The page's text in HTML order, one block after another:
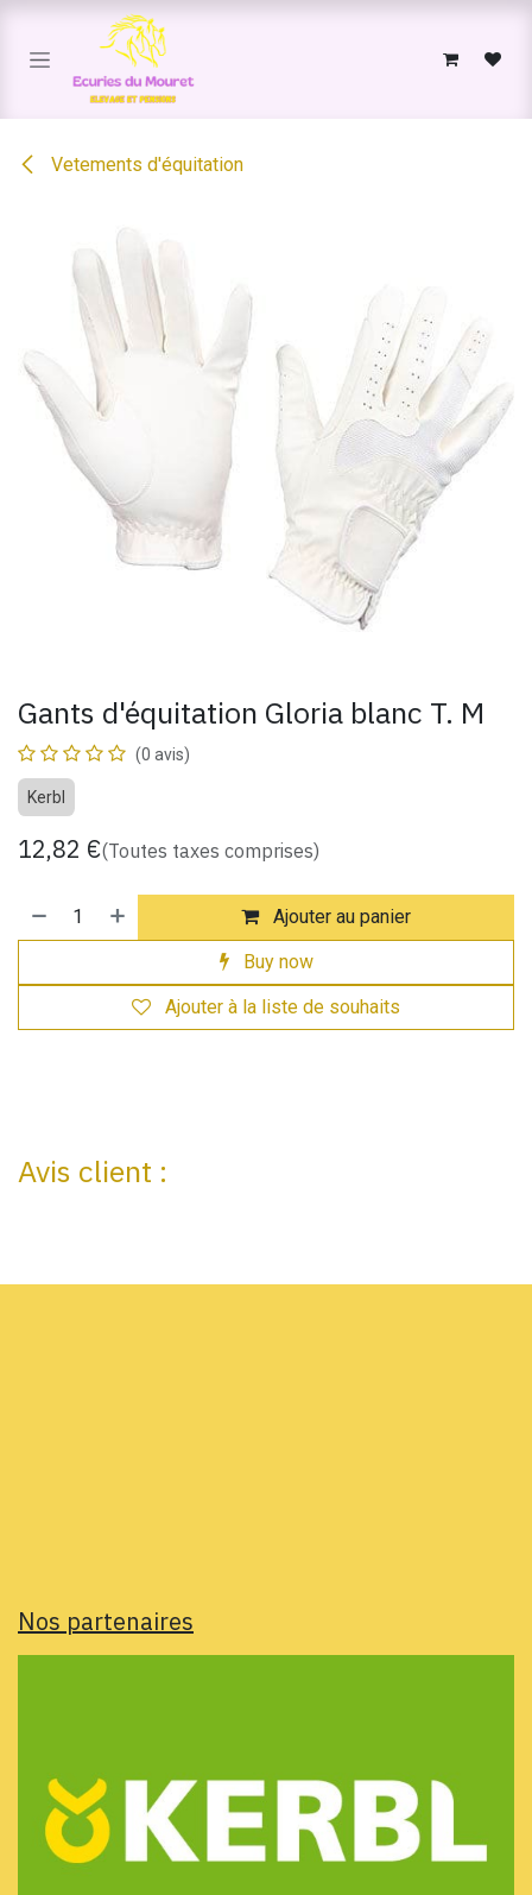
Se rendre au contenu
Vetements d'équitation
Gants d'équitation Gloria blanc T. M
(0 avis)
Kerbl
12,82 €(Toutes taxes comprises)
Ajouter au panier
Buy now
Ajouter à la liste de souhaits
Avis client :
Nos partenaires